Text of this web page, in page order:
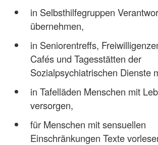
in Selbsthilfegruppen
übernehmen,
in Seniorentreffs,
Cafés und Tagesstätten der
Sozialpsychiatrischen Dienste
in Tafelläden Menschen mit
versorgen,
für Menschen mit sensuellen
Einschränkungen Texte